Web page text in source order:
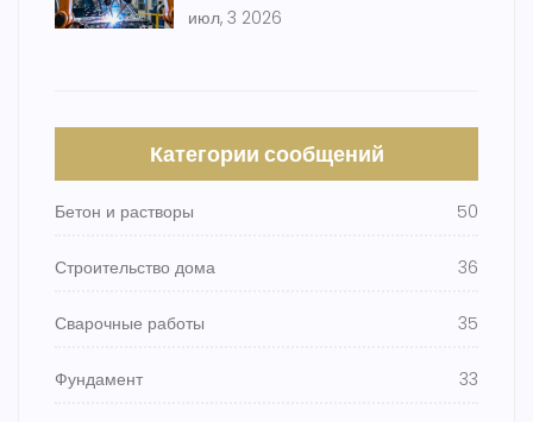
июл, 3 2026
Категории сообщений
Бетон и растворы 50
Строительство дома 36
Сварочные работы 35
Фундамент 33